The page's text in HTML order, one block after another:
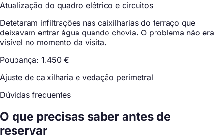
Atualização do quadro elétrico e circuitos
Detetaram infiltrações nas caixilharias do terraço que
deixavam entrar água quando chovia. O problema não era
visível no momento da visita.
Poupança: 1.450 €
Ajuste de caixilharia e vedação perimetral
Dúvidas frequentes
O que precisas saber antes de
reservar